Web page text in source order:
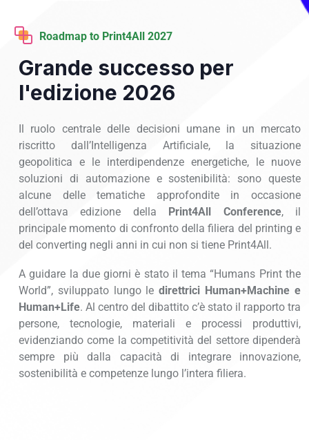
Roadmap to Print4All 2027
Grande successo per
l'edizione 2026
Il ruolo centrale delle decisioni umane in un mercato
riscritto dall’Intelligenza Artificiale, la situazione
geopolitica e le interdipendenze energetiche, le nuove
soluzioni di automazione e sostenibilità: sono queste
alcune delle tematiche approfondite in occasione
dell’ottava edizione della Print4All Conference, il
principale momento di confronto della filiera del printing e
del converting negli anni in cui non si tiene Print4All.
A guidare la due giorni è stato il tema “Humans Print the
World”, sviluppato lungo ledirettrici Human+Machine e
Human+Life. Al centro del dibattito c’è stato il rapporto tra
persone, tecnologie, materiali e processi produttivi,
evidenziando come la competitività del settore dipenderà
sempre più dalla capacità di integrare innovazione,
sostenibilità e competenze lungo l’intera filiera.